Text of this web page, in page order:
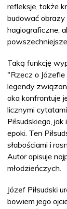
refleksje, także
budować obrazy
hagiograficzne,
Taką funkcję
"Rzecz o
legendy
oka konfrontuje
licznymi
Piłsudskiego,
epoki. Ten
słabościami i
Autor opisuje
młodzieńczych.
Józef Piłsudski
bowiem jego